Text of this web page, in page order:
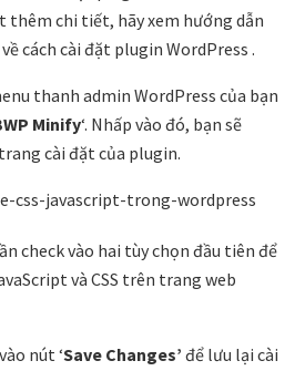
thêm chi tiết, hãy xem hướng dẫn
cách cài đặt plugin WordPress .
thanh admin WordPress của bạn
Minify‘. Nhấp vào đó, bạn sẽ
cài đặt của plugin.
check vào hai tùy chọn đầu tiên để
và CSS trên trang web
nút ‘Save Changes’ để lưu lại cài